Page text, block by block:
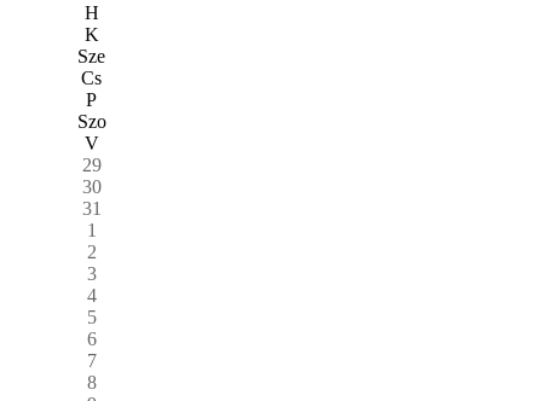
H
K
Sze
Cs
P
Szo
V
29
30
31
1
2
3
4
5
6
7
8